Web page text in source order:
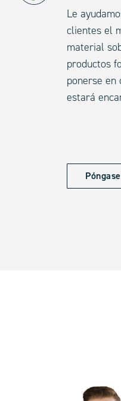
Le
clientes el
material
productos
ponerse en
estará